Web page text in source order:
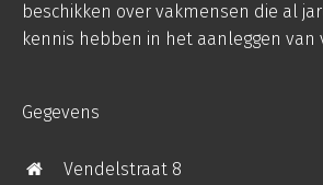
beschikken over vakmensen die al
kennis hebben in het aanleggen van
Gegevens
Vendelstraat 8